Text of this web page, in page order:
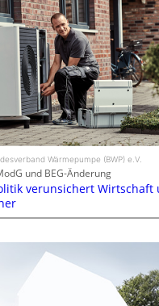
Wärmepumpe (BWP) e.V.
und BEG-Änderung
verunsichert Wirtschaft